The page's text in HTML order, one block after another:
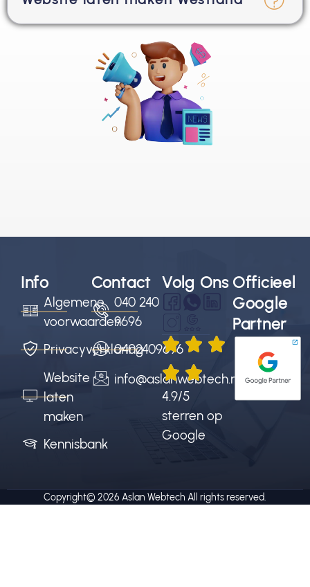
Info
Algemene
voorwaarden
Privacyverklaring
Website
laten
maken
Kennisbank
Contact
040 240
9696
0402409696
info@aslanwebtech.nl
Volg Ons
4.9/5
sterren op
Google
Officieel
Google
Partner
Copyright© 2026 Aslan Webtech All rights reserved.